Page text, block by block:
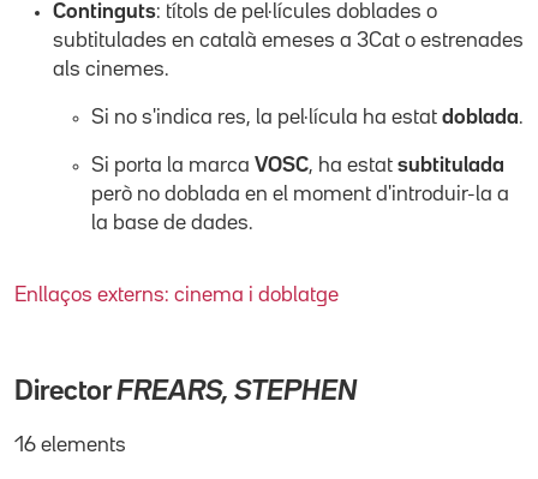
Continguts: títols de pel·lícules doblades o
subtitulades en català emeses a 3Cat o estrenades
als cinemes.
Si no s'indica res, la pel·lícula ha estat doblada.
Si porta la marca VOSC, ha estat subtitulada
però no doblada en el moment d'introduir-la a
la base de dades.
Enllaços externs: cinema i doblatge
DirectorFREARS, STEPHEN
16 elements